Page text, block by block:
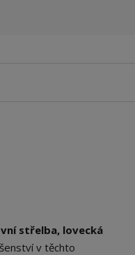
střelba, lovecká
v těchto